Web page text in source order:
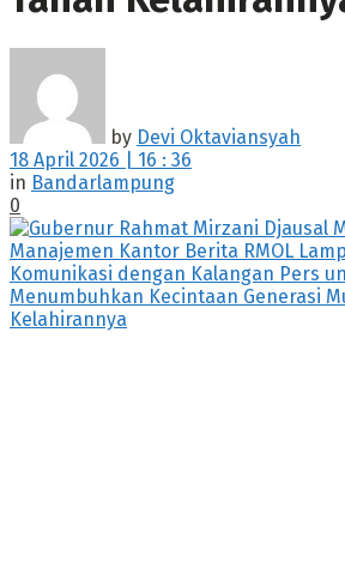
by Devi Oktaviansyah
18 April 2026 | 16 : 36
in Bandarlampung
0